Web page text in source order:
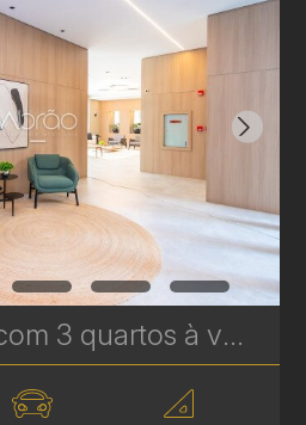
Apartamento com 3 quartos à venda no Água Verde - 120,97 m² - Le Sense | Ref. 1777